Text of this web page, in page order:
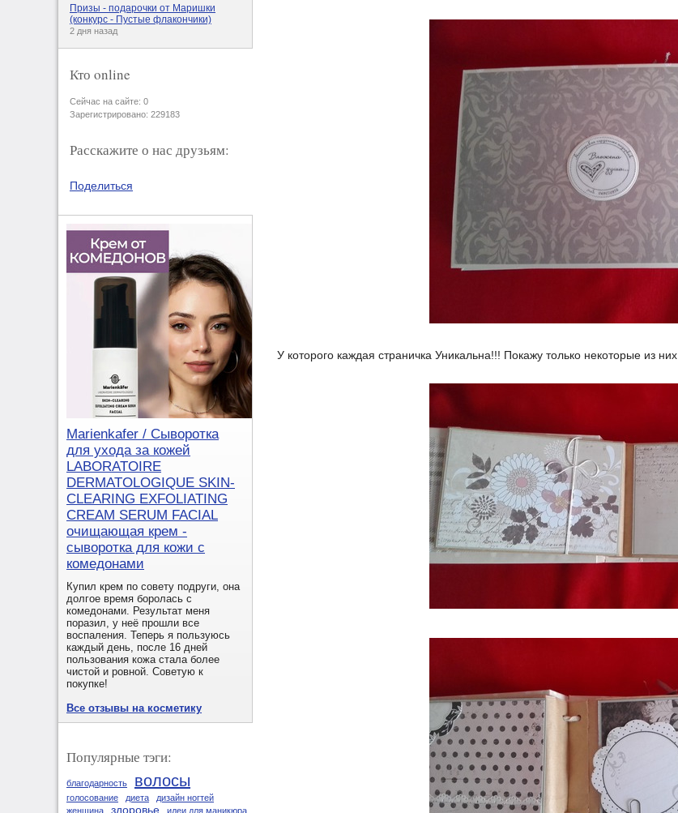
У которого каждая страничка Уникальна!!! Покажу только некоторые из них
Призы - подарочки от Маришки
(конкурс - Пустые флакончики)
2 дня назад
Кто online
Сейчас на сайте: 0
Зарегистрировано: 229183
Расскажите о нас друзьям:
Поделиться
Marienkafer / Сыворотка
для ухода за кожей
LABORATOIRE
DERMATOLOGIQUE SKIN-
CLEARING EXFOLIATING
CREAM SERUM FACIAL
очищающая крем -
сыворотка для кожи с
комедонами
Купил крем по совету подруги, она
долгое время боролась с
комедонами. Результат меня
поразил, у неё прошли все
воспаления. Теперь я пользуюсь
каждый день, после 16 дней
пользования кожа стала более
чистой и ровной. Советую к
покупке!
Все отзывы на косметику
Популярные тэги:
благодарность волосы
голосование диета
дизайн ногтей
женщина
здоровье идеи для маникюра